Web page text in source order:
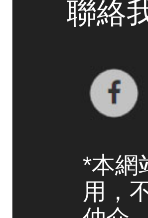
聯絡
*本網
用，